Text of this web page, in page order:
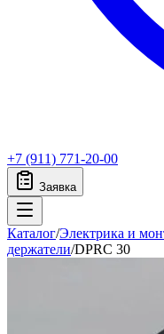
+7 (911) 771-20-00
Заявка
Каталог/Электрика и
держатели/DPRC 30